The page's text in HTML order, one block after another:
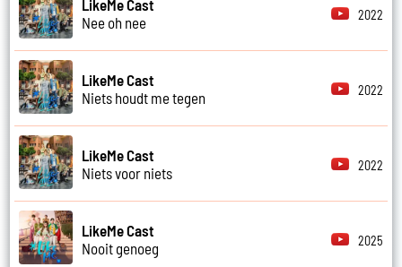
LikeMe Cast
Nee oh nee
2022
LikeMe Cast
Niets houdt me tegen
2022
LikeMe Cast
Niets voor niets
2022
LikeMe Cast
Nooit genoeg
2025